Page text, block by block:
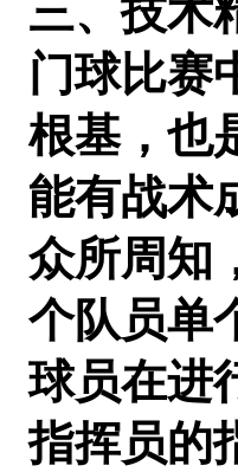
三、技术
门球比赛
根基，也
能有战术
众所周知
个队员单
球员在进
指挥员的